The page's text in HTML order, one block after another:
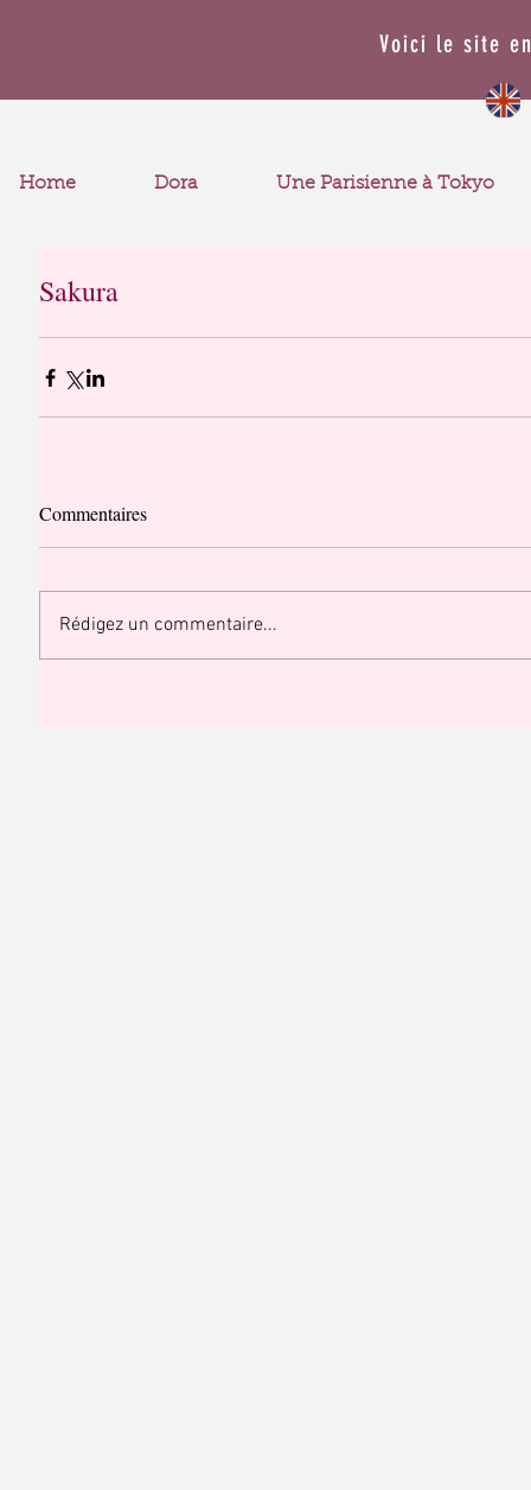
Voici le site
Home Dora Une Parisienne à Tokyo
Sakura
Commentaires
Rédigez un commentaire...